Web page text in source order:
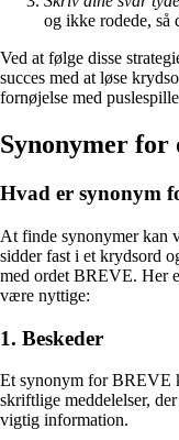
og ikke rodede, så
Ved at følge disse
succes med at løse
fornøjelse med
Synonymer for
Hvad er synonym
At finde synonymer kan
sidder fast i et krydsord
med ordet BREVE. Her
være nyttige:
1. Beskeder
Et synonym for BREVE
skriftlige meddelelser,
vigtig information.